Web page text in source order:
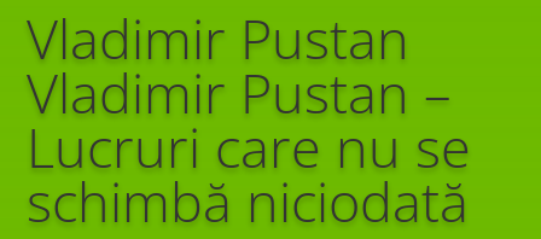
Vladimir Pustan
Vladimir Pustan –
Lucruri care nu se
schimbă niciodată